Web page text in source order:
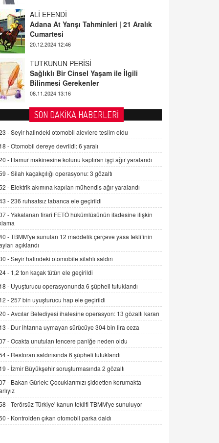
ALİ EFENDİ
Adana At Yarışı Tahminleri | 21 Aralık
Cumartesi
20.12.2024 12:46
TUTKUNUN PERİSİ
Sağlıklı Bir Cinsel Yaşam ile İlgili
Bilinmesi Gerekenler
08.11.2024 13:16
FARUK ÖNALAN
Tezkere Onaylanmasaydı…
2 Kasım 2021 Salı 00:11
AV. DOĞAN CAN DOĞAN
Kişisel verilerin korunması ve dijital
hukukun gelişimi
15.09.2025 16:17
SEHER EREK
Kış Ayları Geldi, Hangi Önlemler
Alınmalı?
9.12.2025 10:11
İNCİ GÜL AKÖL
Trump Keşke Adana'yı da Ziyaret Etse...
06.07.2026 13:00
ADEM AKÖL
Esed Destekçilerinin Yüzüne Vurulan
Şamar: Sednaya
11.12.2024 12:30
DR. EKREM ASLAN
Gerçek Ne, Algı Ne? "Beraber
Yürüyoruz" Cümlesinin Peşinden
19.07.2025 12:45
GÖNÜL MENEKŞE
Şifacının Yolu
04.11.2025 12:56
SON DAKİKA HABERLERİ
-Seyir halindeki otomobil alevlere teslim oldu
-Otomobil dereye devrildi: 6 yaralı
- Hamur makinesine kolunu kaptıran işçi ağır yaralandı
-Silah kaçakçılığı operasyonu: 3 gözaltı
- Elektrik akımına kapılan mühendis ağır yaralandı
-236 ruhsatsız tabanca ele geçirildi
-Yakalanan firari FETÖ hükümlüsünün ifadesine ilişkin
-TBMM'ye sunulan 12 maddelik çerçeve yasa teklifinin
açıklandı
-Seyir halindeki otomobile silahlı saldırı
- 1,2 ton kaçak tütün ele geçirildi
- Uyuşturucu operasyonunda 6 şüpheli tutuklandı
-257 bin uyuşturucu hap ele geçirildi
-Avcılar Belediyesi ihalesine operasyon: 13 gözaltı kararı
- Dur ihtarına uymayan sürücüye 304 bin lira ceza
-Ocakta unutulan tencere paniğe neden oldu
- Restoran saldırısında 6 şüpheli tutuklandı
- İzmir Büyükşehir soruşturmasında 2 gözaltı
- Bakan Gürlek: Çocuklarımızı şiddetten korumakta
-Terörsüz Türkiye' kanun teklifi TBMM'ye sunuluyor
- Kontrolden çıkan otomobil parka daldı